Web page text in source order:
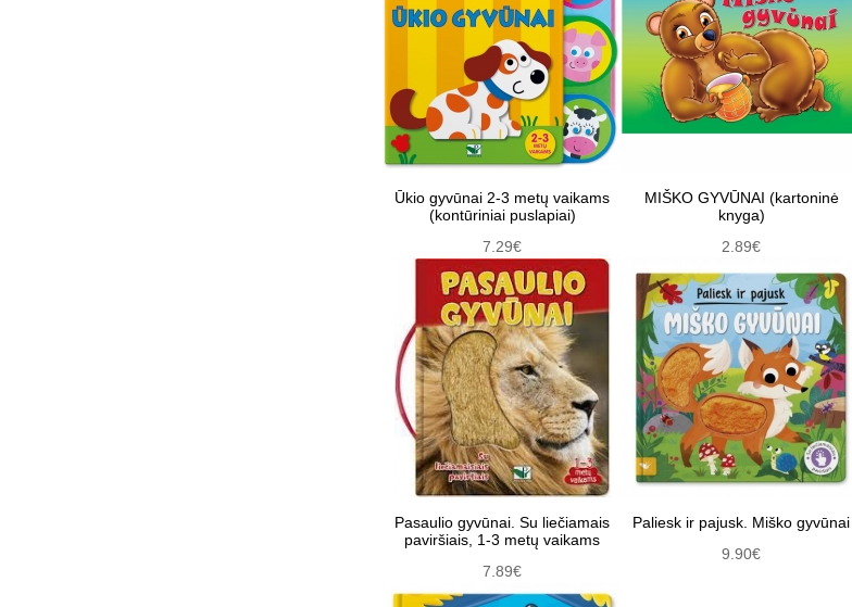
Ūkio gyvūnai 2-3 metų vaikams
(kontūriniai puslapiai)
7.29€
MIŠKO GYVŪNAI (kartoninė
knyga)
2.89€
Pasaulio gyvūnai. Su liečiamais
paviršiais, 1-3 metų vaikams
7.89€
Paliesk ir pajusk. Miško gyvūnai
9.90€